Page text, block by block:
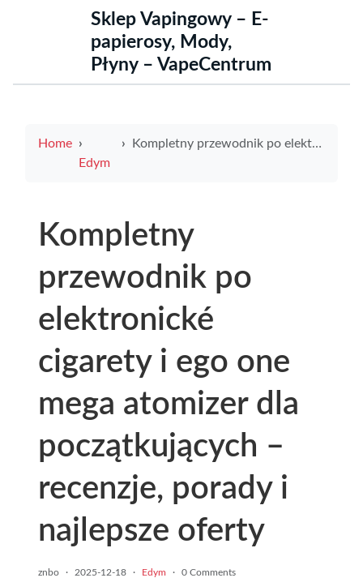
Sklep Vapingowy – E-
papierosy, Mody,
Płyny – VapeCentrum
Home
Edym
Kompletny przewodnik po elektronické cigarety i ego one mega atomizer dla początkujących – recenzje, porady i najlepsze oferty
Kompletny
przewodnik po
elektronické
cigarety i ego one
mega atomizer dla
początkujących –
recenzje, porady i
najlepsze oferty
znbo · 2025-12-18 · Edym · 0 Comments